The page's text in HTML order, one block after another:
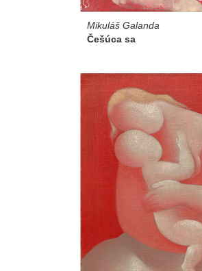
Mikuláš Galanda
Češúca sa